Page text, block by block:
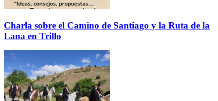
Charla sobre el Camino de Santiago y la Ruta de la
Lana en Trillo